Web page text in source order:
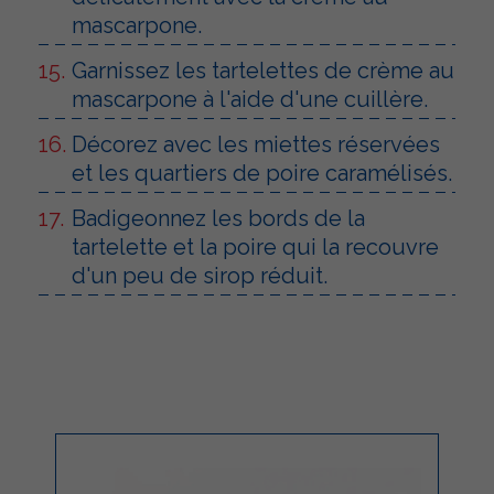
mascarpone.
Garnissez les tartelettes de crème au
mascarpone à l'aide d'une cuillère.
Décorez avec les miettes réservées
et les quartiers de poire caramélisés.
Badigeonnez les bords de la
tartelette et la poire qui la recouvre
d'un peu de sirop réduit.